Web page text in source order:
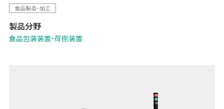
食品製造・加工
製品分野
食品包装装置・荷捌装置